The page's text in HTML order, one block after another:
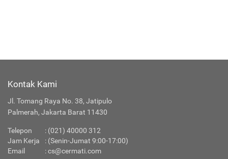
Kontak Kami
Jl. Tomang Raya No. 38, Jatipulo
Palmerah, Jakarta Barat 11430
Telepon : (021) 40000 312
Jam Kerja
: (Senin-Jumat 9:00-17:00)
Email
:cs@cermati.com